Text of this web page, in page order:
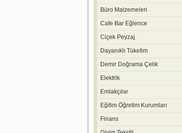
Büro Malzemeleri
Cafe Bar Eğlence
Ciçek Peyzaj
Dayanıklı Tüketim
Demir Doğrama Çelik
Elektrik
Emlakçılar
Eğitim Öğretim Kurumları
Finans